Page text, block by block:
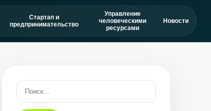
Стартап и
предпринимательство
Управление
человеческими
ресурсами
Новости